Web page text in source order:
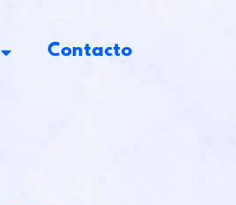
Contacto